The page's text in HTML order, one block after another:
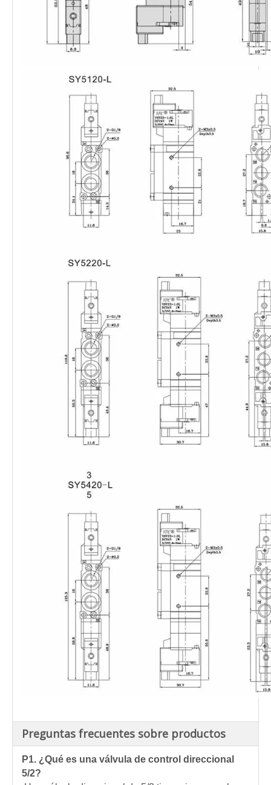
Preguntas frecuentes sobre productos
P1. ¿Qué es una válvula de control direccional
5/2?